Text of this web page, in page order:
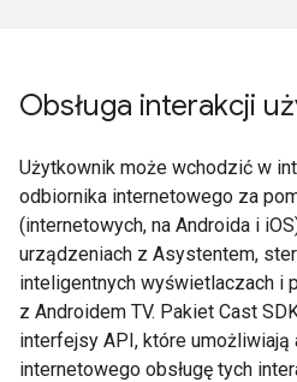
Obsługa interakcji
Użytkownik może wchodzić w
odbiornika internetowego za
(internetowych, na Androida i
urządzeniach z Asystentem,
inteligentnych wyświetlaczach i
z Androidem TV. Pakiet Cast
interfejsy API, które umożliwiają
internetowego obsługę tych